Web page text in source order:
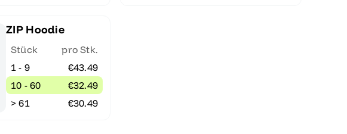
ZIP Hoodie
Stück
pro Stk.
1 - 9
€43.49
10 - 60
€32.49
> 61
€30.49